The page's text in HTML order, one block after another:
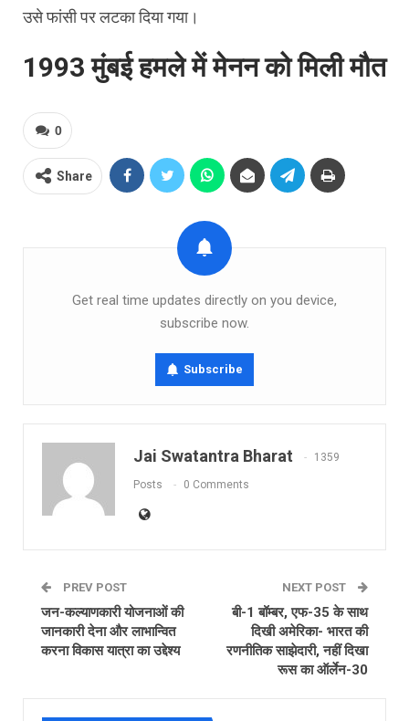
उसे फांसी पर लटका दिया गया।
1993 मुंबई हमले में मेनन को मिली मौत
0
Share
Get real time updates directly on you device,
subscribe now.
Subscribe
Jai Swatantra Bharat 1359
Posts 0 Comments
PREV POST
जन-कल्याणकारी योजनाओं की
जानकारी देना और लाभान्वित
करना विकास यात्रा का उद्देश्य
NEXT POST
बी-1 बॉम्बर, एफ-35 के साथ
दिखी अमेरिका- भारत की
रणनीतिक साझेदारी, नहीं दिखा
रूस का ऑर्लेन-30